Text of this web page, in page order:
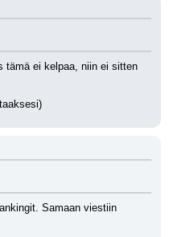
tämä ei kelpaa, niin ei sitten
Samaan viestiin